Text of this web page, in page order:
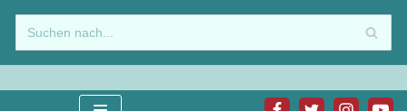
Zum
Inhalt
springen